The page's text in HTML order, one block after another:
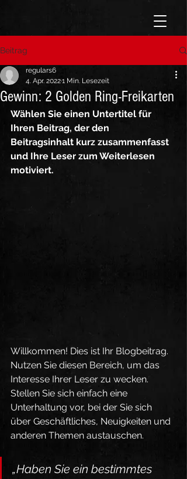
Beitrag
Gewinn: 2 Golden Ring-Freikarten
regulars6
4. Apr. 20221 Min. Lesezeit
Wählen Sie einen Untertitel für
Ihren Beitrag, der den
Beitragsinhalt kurz zusammenfasst
und Ihre Leser zum Weiterlesen
motiviert.
Willkommen! Dies ist Ihr Blogbeitrag.
Nutzen Sie diesen Bereich, um das
Interesse Ihrer Leser zu wecken.
Stellen Sie sich einfach eine
Unterhaltung vor, bei der Sie sich
über Geschäftliches, Neuigkeiten und
anderen Themen austauschen.
„Haben Sie ein bestimmtes